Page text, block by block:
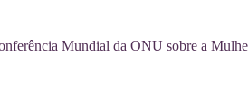
Mundial da ONU sobre a